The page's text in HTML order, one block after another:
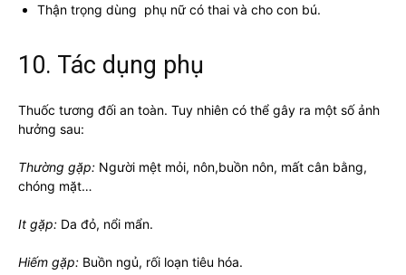
Thận trọng dùng phụ nữ có thai và cho con bú.
10. Tác dụng phụ
Thuốc tương đối an toàn. Tuy nhiên có thể gây ra một số ảnh
hưởng sau:
Thường gặp: Người mệt mỏi, nôn,buồn nôn, mất cân bằng,
chóng mặt…
It gặp: Da đỏ, nổi mẩn.
Hiếm gặp: Buồn ngủ, rối loạn tiêu hóa.